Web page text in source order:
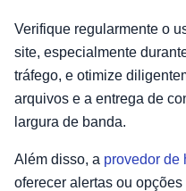
Verifique regularmente o
site, especialmente
tráfego, e otimize
arquivos e a entrega de
largura de banda.
Além disso, a provedor de
oferecer alertas ou